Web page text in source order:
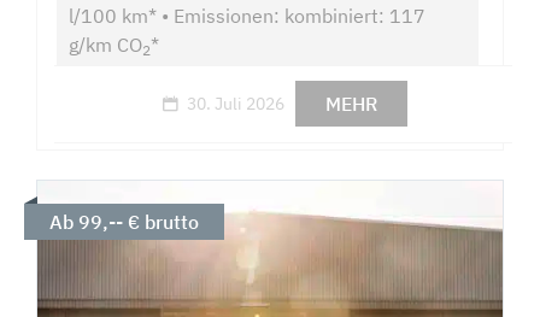
l/100 km* • Emissionen: kombiniert: 117
g/km CO2*
30. Juli 2026 MEHR
Ab 99,-- € brutto